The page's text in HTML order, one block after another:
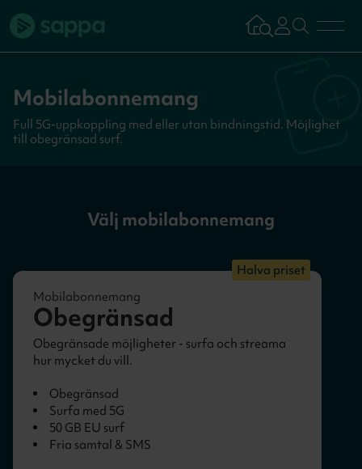
TV & Streaming
Kundsupport
Tillbaka
Logga in
Aktivera
Mobilabonnemang
Full 5G-uppkoppling med eller utan bindningstid. Möjlighet
till obegränsad surf.
Välj mobilabonnemang
Halva priset
Mobilabonnemang
Obegränsad
Obegränsade möjligheter - surfa och streama
hur mycket du vill.
Obegränsad
Surfa med 5G
50 GB EU surf
Fria samtal & SMS